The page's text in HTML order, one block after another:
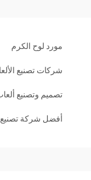
مورد لوح الكرم
شركات تصنيع
تصميم وتصنيع
أفضل شركة